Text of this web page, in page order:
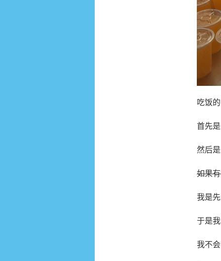
吃饭
首先
然后
如果
我是
于是
我不